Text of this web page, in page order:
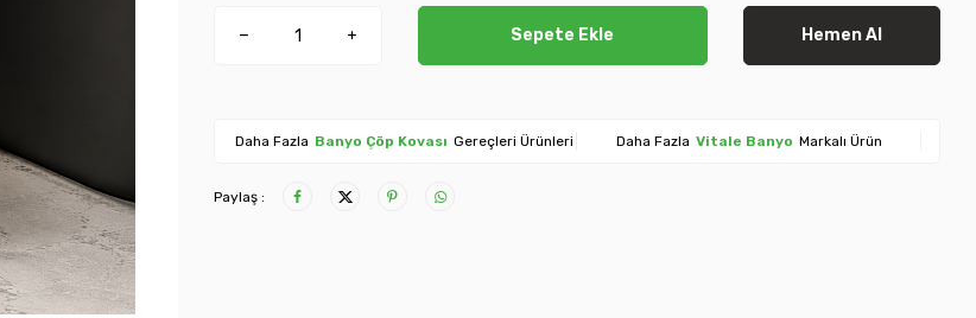
Sepete Ekle Hemen Al
Daha Fazla Banyo Çöp Kovası Gereçleri Ürünleri Daha Fazla Vitale Banyo Markalı Ürün
Paylaş :